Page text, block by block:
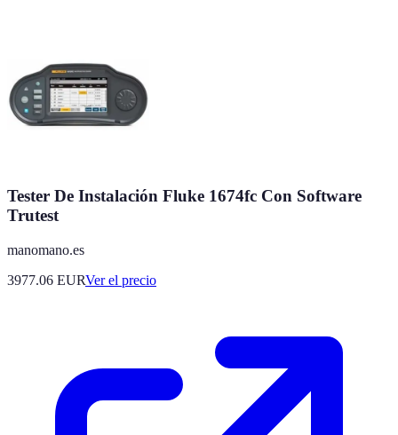
Tester De Instalación Fluke 1674fc Con Software
Trutest
manomano.es
3977.06 EURVer el precio